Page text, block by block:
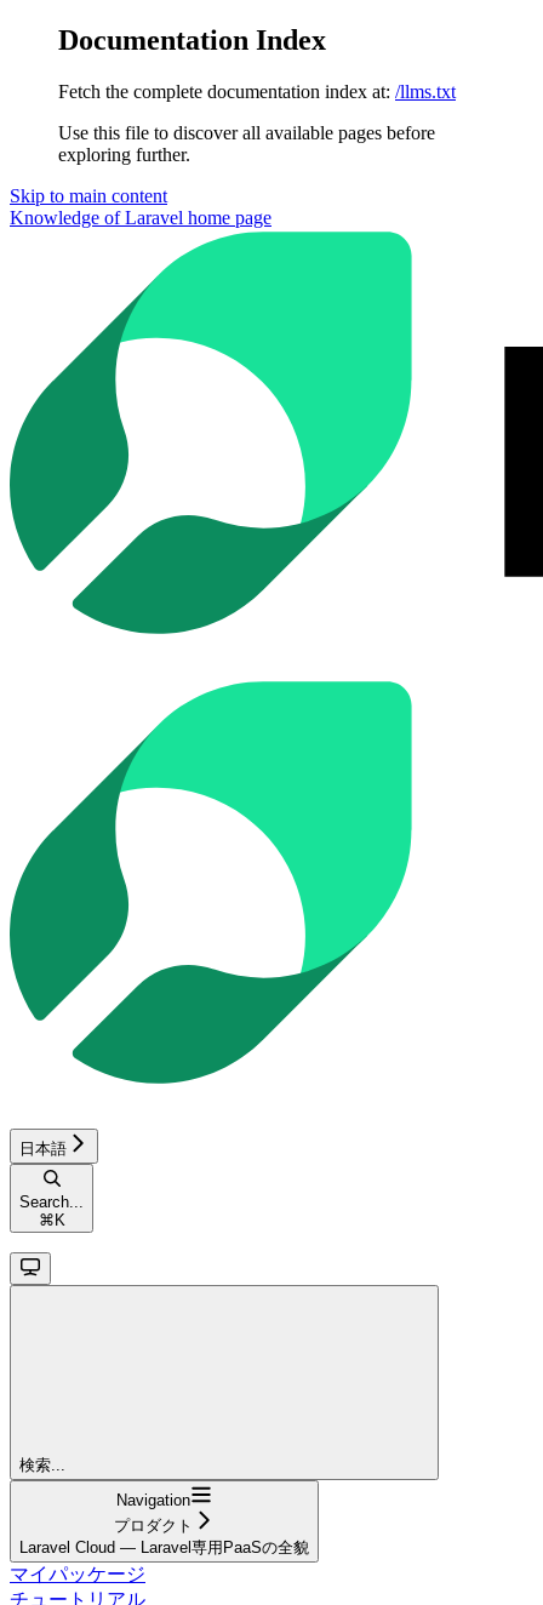
Documentation Index
Fetch the complete documentation index at: /llms.txt
Use this file to discover all available pages before
exploring further.
Skip to main content
Knowledge of Laravel home page
日本語
Search...
⌘ K
検索...
Navigation
プロダクト
Laravel Cloud — Laravel専用PaaSの全貌
マイパッケージ
チュートリアル